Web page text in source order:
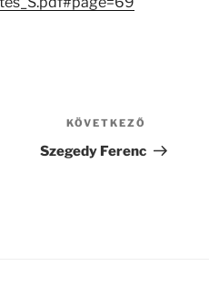
bejegyzés
KÖVETKEZŐ
Szegedy Ferenc